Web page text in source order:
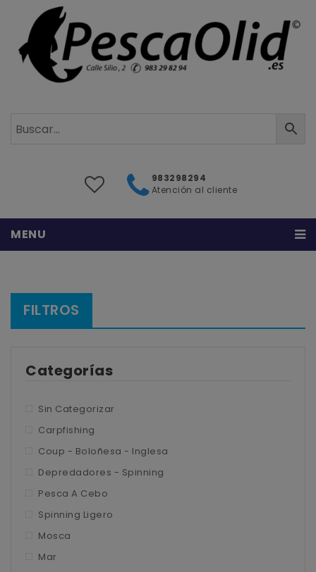
983298294
Atención al cliente
MENU
Sobre nosotros
Depredadores – Spinning
Coup – Boloñesa – Inglesa
Pesca a Cebo
Mosca
Mar
Contacto
Mi cuenta
Detalles de la cuenta
Direcciones
FILTROS
Categorías
Sin Categorizar
Carpfishing
Coup - Boloñesa - Inglesa
Depredadores - Spinning
Pesca A Cebo
Spinning Ligero
Mosca
Mar